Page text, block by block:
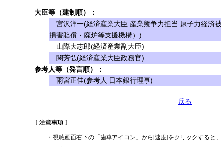
大臣等（建制順）：
宮沢洋一(経済産業大臣 産業競争力担当 原子力経済
損害賠償・廃炉等支援機構）)
山際大志郎(経済産業副大臣)
関芳弘(経済産業大臣政務官)
参考人等（発言順）：
雨宮正佳(参考人 日本銀行理事)
戻る
・視聴画面右下の「歯車アイコン」から[速度]をクリックすると